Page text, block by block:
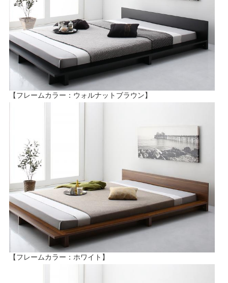
【フレームカラー：ウォルナットブラウン】
【フレームカラー：ホワイト】